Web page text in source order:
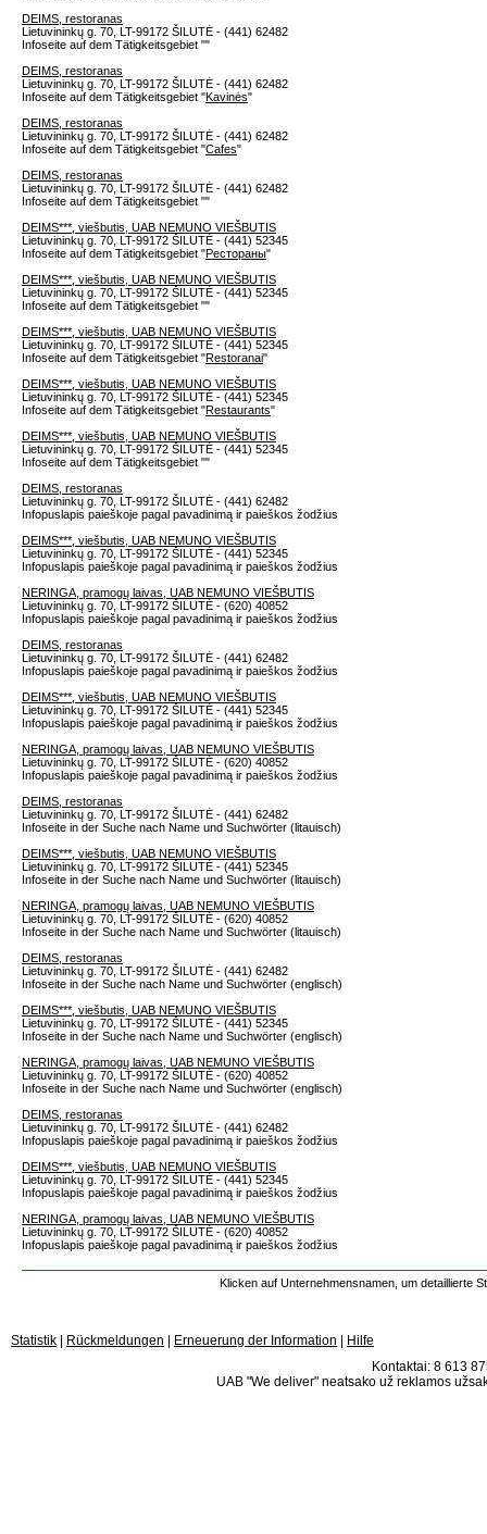
DEIMS, restoranas
Lietuvininkų g. 70, LT-99172 ŠILUTĖ - (441) 62482
Infoseite auf dem Tätigkeitsgebiet ""
DEIMS, restoranas
Lietuvininkų g. 70, LT-99172 ŠILUTĖ - (441) 62482
Infoseite auf dem Tätigkeitsgebiet "Kavinės"
DEIMS, restoranas
Lietuvininkų g. 70, LT-99172 ŠILUTĖ - (441) 62482
Infoseite auf dem Tätigkeitsgebiet "Cafes"
DEIMS, restoranas
Lietuvininkų g. 70, LT-99172 ŠILUTĖ - (441) 62482
Infoseite auf dem Tätigkeitsgebiet ""
DEIMS***, viešbutis, UAB NEMUNO VIEŠBUTIS
Lietuvininkų g. 70, LT-99172 ŠILUTĖ - (441) 52345
Infoseite auf dem Tätigkeitsgebiet "Рестораны"
DEIMS***, viešbutis, UAB NEMUNO VIEŠBUTIS
Lietuvininkų g. 70, LT-99172 ŠILUTĖ - (441) 52345
Infoseite auf dem Tätigkeitsgebiet ""
DEIMS***, viešbutis, UAB NEMUNO VIEŠBUTIS
Lietuvininkų g. 70, LT-99172 ŠILUTĖ - (441) 52345
Infoseite auf dem Tätigkeitsgebiet "Restoranai"
DEIMS***, viešbutis, UAB NEMUNO VIEŠBUTIS
Lietuvininkų g. 70, LT-99172 ŠILUTĖ - (441) 52345
Infoseite auf dem Tätigkeitsgebiet "Restaurants"
DEIMS***, viešbutis, UAB NEMUNO VIEŠBUTIS
Lietuvininkų g. 70, LT-99172 ŠILUTĖ - (441) 52345
Infoseite auf dem Tätigkeitsgebiet ""
DEIMS, restoranas
Lietuvininkų g. 70, LT-99172 ŠILUTĖ - (441) 62482
Infopuslapis paieškoje pagal pavadinimą ir paieškos žodžius
DEIMS***, viešbutis, UAB NEMUNO VIEŠBUTIS
Lietuvininkų g. 70, LT-99172 ŠILUTĖ - (441) 52345
Infopuslapis paieškoje pagal pavadinimą ir paieškos žodžius
NERINGA, pramogų laivas, UAB NEMUNO VIEŠBUTIS
Lietuvininkų g. 70, LT-99172 ŠILUTĖ - (620) 40852
Infopuslapis paieškoje pagal pavadinimą ir paieškos žodžius
DEIMS, restoranas
Lietuvininkų g. 70, LT-99172 ŠILUTĖ - (441) 62482
Infopuslapis paieškoje pagal pavadinimą ir paieškos žodžius
DEIMS***, viešbutis, UAB NEMUNO VIEŠBUTIS
Lietuvininkų g. 70, LT-99172 ŠILUTĖ - (441) 52345
Infopuslapis paieškoje pagal pavadinimą ir paieškos žodžius
NERINGA, pramogų laivas, UAB NEMUNO VIEŠBUTIS
Lietuvininkų g. 70, LT-99172 ŠILUTĖ - (620) 40852
Infopuslapis paieškoje pagal pavadinimą ir paieškos žodžius
DEIMS, restoranas
Lietuvininkų g. 70, LT-99172 ŠILUTĖ - (441) 62482
Infoseite in der Suche nach Name und Suchwörter (litauisch)
DEIMS***, viešbutis, UAB NEMUNO VIEŠBUTIS
Lietuvininkų g. 70, LT-99172 ŠILUTĖ - (441) 52345
Infoseite in der Suche nach Name und Suchwörter (litauisch)
NERINGA, pramogų laivas, UAB NEMUNO VIEŠBUTIS
Lietuvininkų g. 70, LT-99172 ŠILUTĖ - (620) 40852
Infoseite in der Suche nach Name und Suchwörter (litauisch)
DEIMS, restoranas
Lietuvininkų g. 70, LT-99172 ŠILUTĖ - (441) 62482
Infoseite in der Suche nach Name und Suchwörter (englisch)
DEIMS***, viešbutis, UAB NEMUNO VIEŠBUTIS
Lietuvininkų g. 70, LT-99172 ŠILUTĖ - (441) 52345
Infoseite in der Suche nach Name und Suchwörter (englisch)
NERINGA, pramogų laivas, UAB NEMUNO VIEŠBUTIS
Lietuvininkų g. 70, LT-99172 ŠILUTĖ - (620) 40852
Infoseite in der Suche nach Name und Suchwörter (englisch)
DEIMS, restoranas
Lietuvininkų g. 70, LT-99172 ŠILUTĖ - (441) 62482
Infopuslapis paieškoje pagal pavadinimą ir paieškos žodžius
DEIMS***, viešbutis, UAB NEMUNO VIEŠBUTIS
Lietuvininkų g. 70, LT-99172 ŠILUTĖ - (441) 52345
Infopuslapis paieškoje pagal pavadinimą ir paieškos žodžius
NERINGA, pramogų laivas, UAB NEMUNO VIEŠBUTIS
Lietuvininkų g. 70, LT-99172 ŠILUTĖ - (620) 40852
Infopuslapis paieškoje pagal pavadinimą ir paieškos žodžius
Klicken auf Unternehmensnamen, um detaillierte
Statistik Rückmeldungen Erneuerung der Information
Hilfe
Kontaktai: 8 613
UAB "We deliver" neatsako už reklamos